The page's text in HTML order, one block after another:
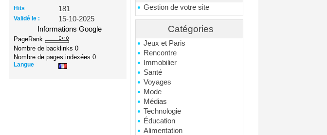
Gestion de votre site
Catégories
Jeux et Paris
Rencontre
Immobilier
Santé
Voyages
Mode
Médias
Technologie
Éducation
Alimentation
Hits 181
Validé le :
15-10-2025
Informations Google
PageRank
Nombre de backlinks0
Nombre de pages indexées0
Langue